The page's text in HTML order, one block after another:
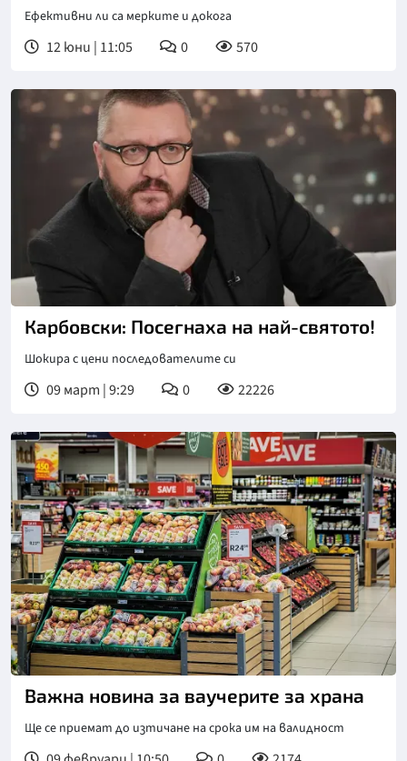
Ефективни ли са мерките и докога
12 юни | 11:05 0 570
Карбовски: Посегнаха на най-святото!
Шокира с цени последователите си
09 март | 9:29 0 22226
Снимка: https://pixabay.com/
Важна новина за ваучерите за храна
Ще се приемат до изтичане на срока им на валидност